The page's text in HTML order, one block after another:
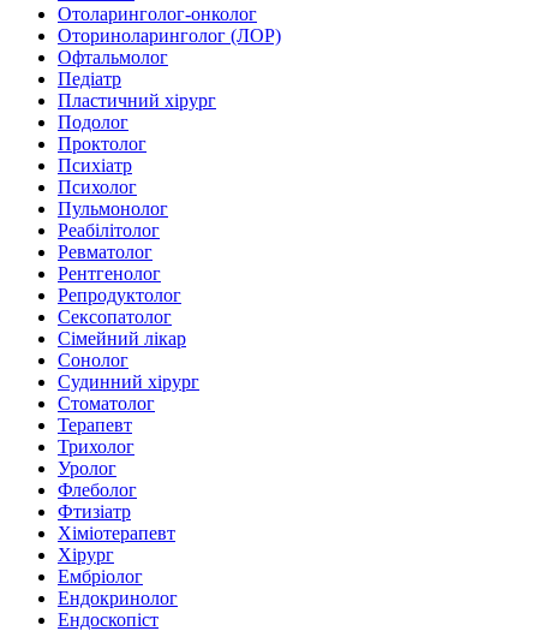
Отоларинголог-онколог
Оториноларинголог (ЛОР)
Офтальмолог
Педіатр
Пластичний хірург
Подолог
Проктолог
Психіатр
Психолог
Пульмонолог
Реабілітолог
Ревматолог
Рентгенолог
Репродуктолог
Сексопатолог
Сімейний лікар
Сонолог
Судинний хірург
Стоматолог
Терапевт
Трихолог
Уролог
Флеболог
Фтизіатр
Хіміотерапевт
Хірург
Ембріолог
Ендокринолог
Ендоскопіст